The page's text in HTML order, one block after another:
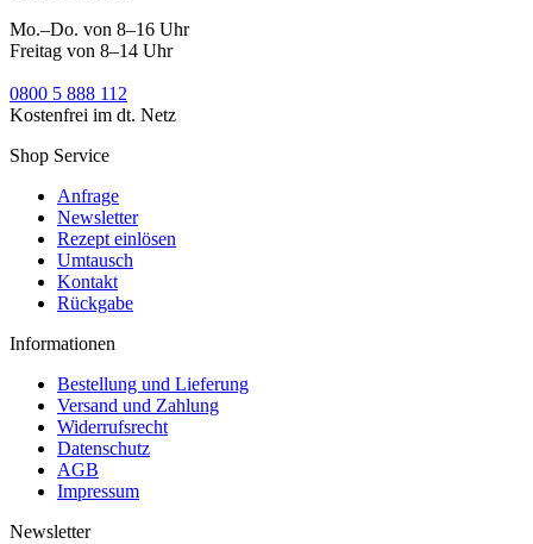
Mo.–Do. von 8–16 Uhr
Freitag von 8–14 Uhr
0800 5 888 112
Kostenfrei im dt. Netz
Shop Service
Anfrage
Newsletter
Rezept einlösen
Umtausch
Kontakt
Rückgabe
Informationen
Bestellung und Lieferung
Versand und Zahlung
Widerrufsrecht
Datenschutz
AGB
Impressum
Newsletter